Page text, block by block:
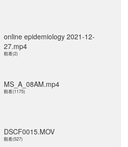
online epidemiology 2021-12-
27.mp4
觀看(2)
MS_A_08AM.mp4
觀看(1175)
DSCF0015.MOV
觀看(527)